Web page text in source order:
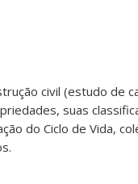
civil (estudo de
suas
do Ciclo de Vida,